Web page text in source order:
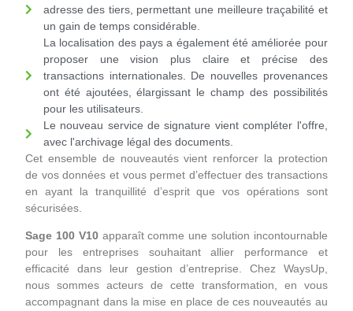
adresse des tiers, permettant une meilleure traçabilité et
un gain de temps considérable.
La localisation des pays a également été améliorée pour
proposer une vision plus claire et précise des
transactions internationales. De nouvelles provenances
ont été ajoutées, élargissant le champ des possibilités
pour les utilisateurs.
Le nouveau service de signature vient compléter l'offre,
avec l'archivage légal des documents.
Cet ensemble de nouveautés vient renforcer la protection
de vos données et vous permet d’effectuer des transactions
en ayant la tranquillité d’esprit que vos opérations sont
sécurisées.
Sage 100 V10apparaît comme une solution incontournable
pour les entreprises souhaitant allier performance et
efficacité dans leur gestion d’entreprise. Chez WaysUp,
nous sommes acteurs de cette transformation, en vous
accompagnant dans la mise en place de ces nouveautés au